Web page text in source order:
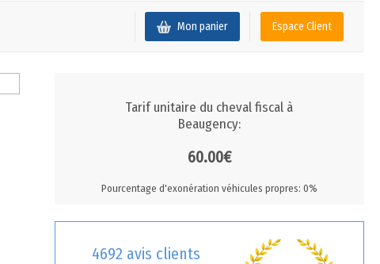
Espace Client
Mon panier
Tarif unitaire du cheval fiscal à
Beaugency:
60.00€
Pourcentage d'exonération véhicules propres: 0%
4692 avis clients